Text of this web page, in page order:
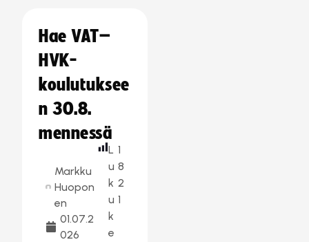
Hae VAT–
HVK-
koulutuksee
n 30.8.
mennessä
Markku
Huopon
en
01.07.2
026
L
u
k
u
k
e
1
8
2
1